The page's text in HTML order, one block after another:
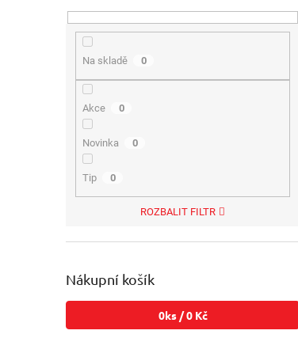
Na skladě 0
Akce 0
Novinka 0
Tip 0
ROZBALIT FILTR
Nákupní košík
0ks /0 Kč